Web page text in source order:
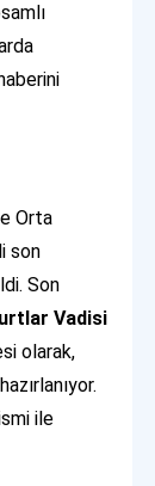
Orta
son
Son
Vadisi
olarak,
ile